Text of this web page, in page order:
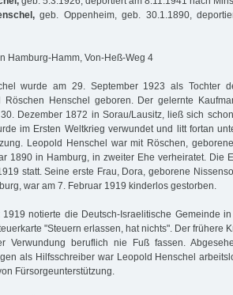
geb. Oppenheim, geb. 30.1.1890,
Hamburg-Hamm, Von-Heß-Weg 4
wurde am 29. September 1923 als Tochter
Röschen Henschel geboren. Der gelernte
Dezember 1872 in Sorau/Lausitz, ließ sich
im Ersten Weltkrieg verwundet und litt fortan
Leopold Henschel war mit Röschen,
1890 in Hamburg, in zweiter Ehe verheiratet. Die
statt. Seine erste Frau, Dora, geborene
war am 7. Februar 1919 kinderlos gestorben.
1919 notierte die Deutsch-Israelitische Gemeinde
"Steuern erlassen, hat nichts". Der frühere
Verwundung beruflich nie Fuß fassen.
als Hilfsschreiber war Leopold Henschel
Fürsorgeunterstützung.